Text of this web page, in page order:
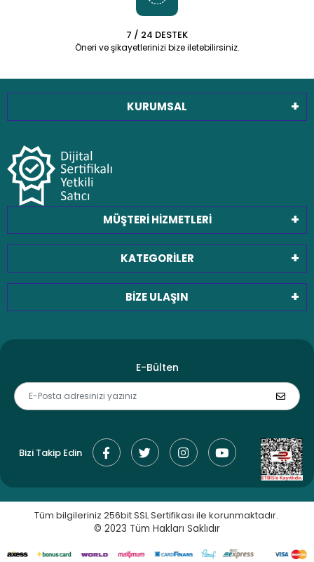
7 / 24 DESTEK
Öneri ve şikayetlerinizi bize iletebilirsiniz.
KURUMSAL
MÜŞTERİ HİZMETLERİ
KATEGORİLER
BİZE ULAŞIN
E-Bülten
Bizi Takip Edin
Tüm bilgileriniz 256bit SSL Sertifikası ile korunmaktadır.
© 2023 Tüm Hakları Saklıdır